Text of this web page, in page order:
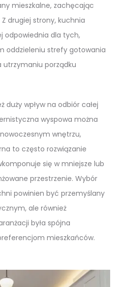
mieszkalne, zachęcając
drugiej strony, kuchnia
odpowiednia dla tych,
oddzieleniu strefy gotowania
utrzymaniu porządku
duży wpływ na odbiór całej
wyspowa można
wnętrzu,
to często rozwiązanie
się w mniejsze lub
przestrzenie. Wybór
powinien być przemyślany
ale również
była spójna
mieszkańców.